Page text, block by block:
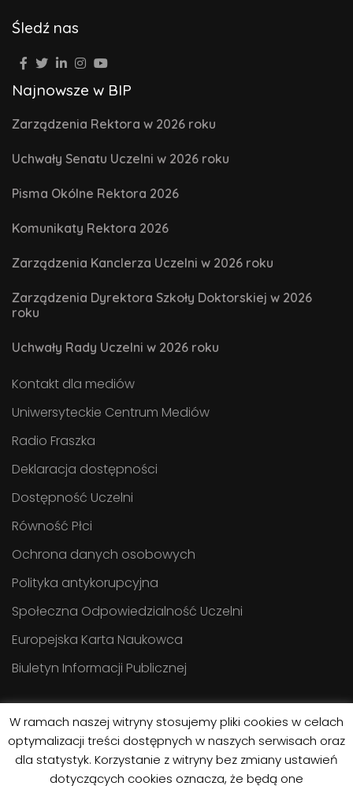
Śledź nas
Najnowsze w BIP
Zarządzenia Rektora w 2026 roku
Uchwały Senatu Uczelni w 2026 roku
Pisma Okólne Rektora 2026
Komunikaty Rektora 2026
Zarządzenia Kanclerza Uczelni w 2026 roku
Zarządzenia Dyrektora Szkoły Doktorskiej w 2026
roku
Uchwały Rady Uczelni w 2026 roku
Kontakt dla mediów
Uniwersyteckie Centrum Mediów
Radio Fraszka
Deklaracja dostępności
Dostępność Uczelni
Równość Płci
Ochrona danych osobowych
Polityka antykorupcyjna
Społeczna Odpowiedzialność Uczelni
Europejska Karta Naukowca
Biuletyn Informacji Publicznej
W ramach naszej witryny stosujemy pliki cookies w celach
optymalizacji treści dostępnych w naszych serwisach oraz
dla statystyk. Korzystanie z witryny bez zmiany ustawień
dotyczących cookies oznacza, że będą one